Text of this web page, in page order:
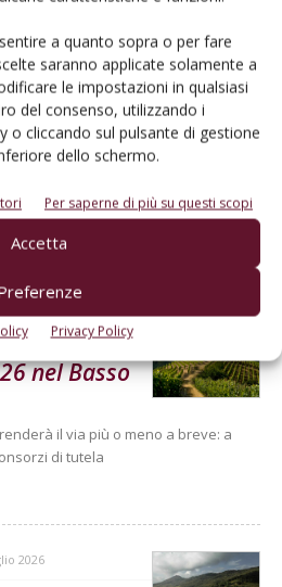
a quanto sopra o per fare
saranno applicate solamente a
le impostazioni in qualsiasi
del consenso, utilizzando i
o cliccando sul pulsante di gestione
dello schermo.
Per saperne di più su questi scopi
Accetta
Privacy Policy
nel Basso
il via più o meno a breve: a
di tutela
2026